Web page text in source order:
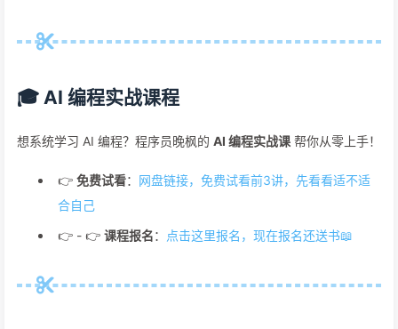
🎓 AI 编程实战课程
想系统学习 AI 编程？程序员晚枫的 AI 编程实战课 帮你从零上手！
👉 免费试看： 网盘链接，免费试看前3讲，先看看适不适
合自己
👉 - 👉 课程报名： 点击这里报名，现在报名还送书📖